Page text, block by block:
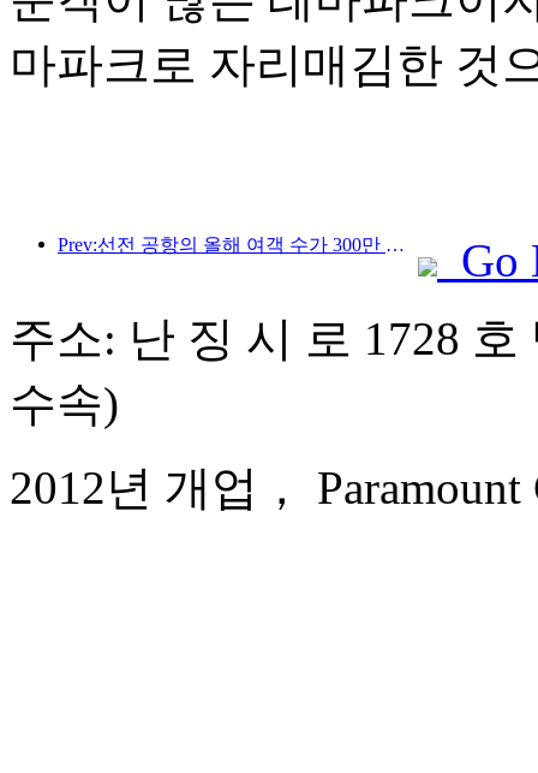
마파크로 자리매김한 것
Prev:선전 공항의 올해 여객 수가 300만 명을 돌파하며 같은 기간 기준 신기록을 세웠습니다.
Go
주소: 난 징 시 로 1728
수속)
2012년 개업，